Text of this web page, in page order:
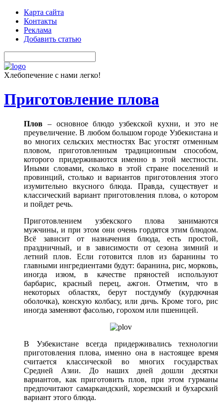
Карта сайта
Контакты
Реклама
Добавить статью
Хлебопечение с нами легко!
Приготовление плова
Плов – основное блюдо узбекской кухни, и это не
преувеличение. В любом большом городе Узбекистана и
во многих сельских местностях Вас угостят отменным
пловом, приготовленным традиционным способом,
которого придерживаются именно в этой местности.
Иными словами, сколько в этой стране поселений и
провинций, столько и вариантов приготовления этого
изумительно вкусного блюда. Правда, существует и
классический вариант приготовления плова, о котором
и пойдет речь.
Приготовлением узбекского плова занимаются
мужчины, и при этом они очень гордятся этим блюдом.
Всё зависит от назначения блюда, есть простой,
праздничный, и в зависимости от сезона зимний и
летний плов. Если готовится плов из баранины то
главными ингредиентами будут: баранина, рис, морковь,
иногда изюм, в качестве пряностей используют
барбарис, красный перец, ажгон. Отметим, что в
некоторых областях, берут постдумбу (курдючная
оболочка), конскую колбасу, или дичь. Кроме того, рис
иногда заменяют фасолью, горохом или пшеницей.
В Узбекистане всегда придерживались технологии
приготовления плова, именно она в настоящее время
считается классической во многих государствах
Средней Азии. До наших дней дошли десятки
вариантов, как приготовить плов, при этом гурманы
предпочитают самаркандский, хорезмский и бухарский
вариант этого блюда.